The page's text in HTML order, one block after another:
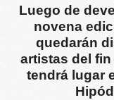
Luego de
novena
quedarán
artistas del fin
tendrá lugar